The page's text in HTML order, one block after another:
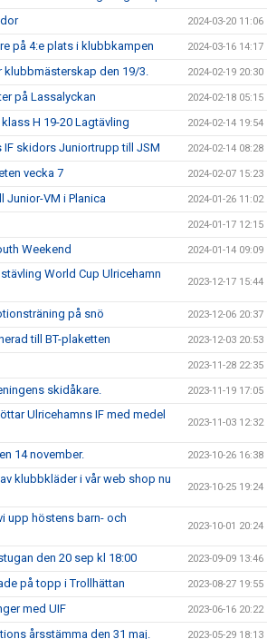
2024-03-20 11:06
på 4:e plats i klubbkampen 2024-03-16 14:17
klubbmästerskap den 19/3. 2024-02-19 20:30
på Lassalyckan 2024-02-18 05:15
H 19-20 Lagtävling 2024-02-14 19:54
IF skidors Juniortrupp till JSM 2024-02-14 08:28
vecka 7 2024-02-07 15:23
Junior-VM i Planica 2024-01-26 11:02
2024-01-17 12:15
Weekend 2024-01-14 09:09
World Cup Ulricehamn
2023-12-17 15:44
på snö 2023-12-06 20:37
till BT-plaketten 2023-12-03 20:53
2023-11-28 22:35
skidåkare. 2023-11-19 17:05
Ulricehamns IF med medel
2023-11-03 12:32
14 november. 2023-10-26 16:38
klubbkläder i vår web shop nu
2023-10-25 19:24
upp höstens barn- och
2023-10-01 20:24
den 20 sep kl 18:00 2023-09-09 13:46
på topp i Trollhättan 2023-08-27 19:55
med UIF 2023-06-16 20:22
årsstämma den 31 maj. 2023-05-29 18:13